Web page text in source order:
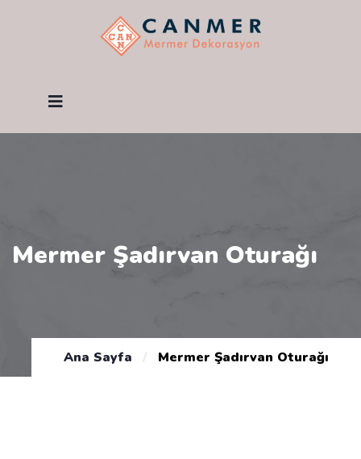
Mermer Şadırvan Oturağı
Ana Sayfa / Mermer Şadırvan Oturağı